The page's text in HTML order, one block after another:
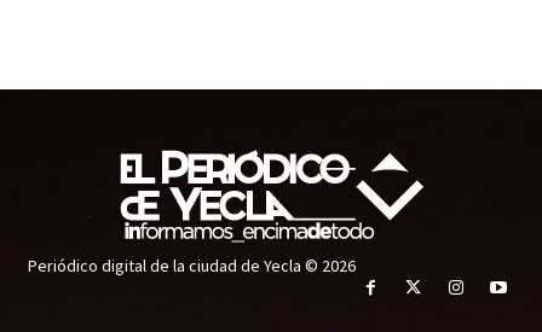
Periódico digital de la ciudad de Yecla © 2026